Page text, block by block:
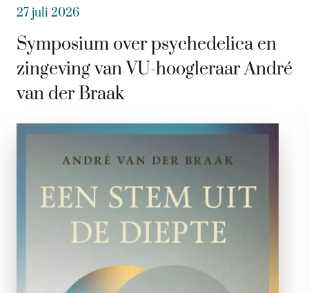
27 juli 2026
Symposium over psychedelica en
zingeving van VU-hoogleraar André
van der Braak